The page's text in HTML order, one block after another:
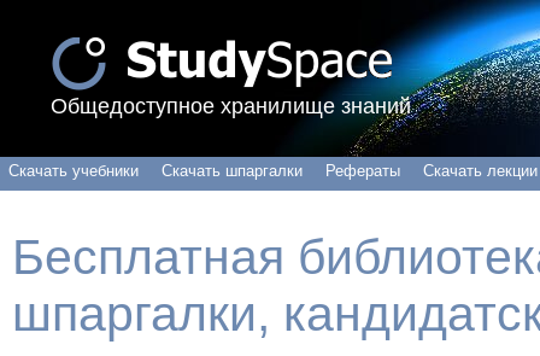
Общедоступное хранилище знаний
Скачать учебники Скачать шпаргалки Рефераты Скачать лекции
Бесплатная
шпаргалки,